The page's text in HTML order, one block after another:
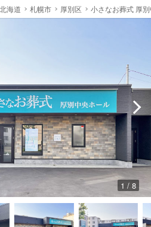
北海道 札幌市 厚別区 小さなお葬式 厚
1 / 8